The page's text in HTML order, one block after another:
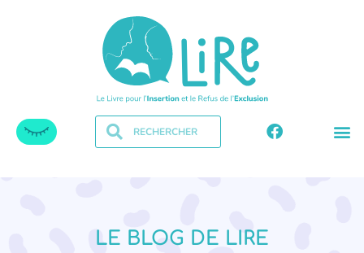
LE BLOG DE LIRE